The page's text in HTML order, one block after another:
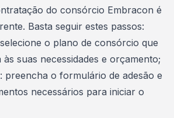
do consórcio Embracon é
Basta seguir estes passos:
o plano de consórcio que
suas necessidades e orçamento;
: preencha o formulário de adesão e
necessários para iniciar o